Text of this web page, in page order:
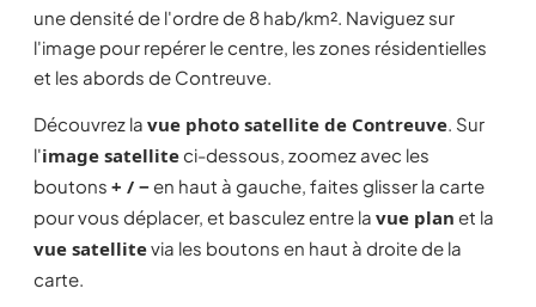
une densité de l'ordre de 8 hab/km². Naviguez sur
l'image pour repérer le centre, les zones résidentielles
et les abords de Contreuve.
Découvrez la vue photo satellite de Contreuve. Sur
l'image satelliteci-dessous, zoomez avec les
boutons + / −en haut à gauche, faites glisser la carte
pour vous déplacer, et basculez entre la vue plan et la
vue satellitevia les boutons en haut à droite de la
carte.